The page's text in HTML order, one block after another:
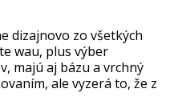
dizajnovo zo všetkých
wau, plus výber
majú aj bázu a vrchný
ale vyzerá to, že z